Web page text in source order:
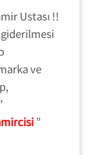
Ustası !!
giderilmesi
ve
”